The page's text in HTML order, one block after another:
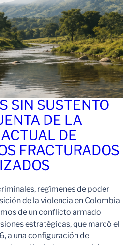
SIN SUSTENTO
DE LA
DE
FRACTURADOS
regímenes de poder
de la violencia en Colombia
de un conflicto armado
estratégicas, que marcó el
a una configuración de